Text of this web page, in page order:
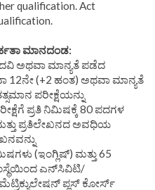
qualification. Act
ಮಾನದಂಡ:
ಅಥವಾ ಮಾನ್ಯತೆ ಪಡೆದ
12ನೇ (+2 ಹಂತ) ಅಥವಾ ಮಾನ್ಯತೆ
ಪರೀಕ್ಷೆಯನ್ನು
ಪ್ರತಿ ನಿಮಿಷಕ್ಕೆ 80 ಪದಗಳ
ಪ್ರತಿಲೇಖನದ ಅವಧಿಯ
(ಇಂಗ್ಲಿಷ್) ಮತ್ತು 65
ಎನ್‌ಸಿವಿಟಿ/
ಪ್ಲಸ್ ಕೋರ್ಸ್